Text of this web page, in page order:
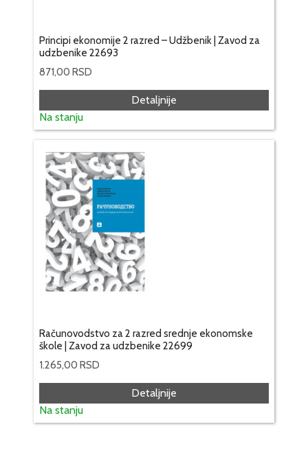
Principi ekonomije 2 razred – Udžbenik | Zavod za
udzbenike 22693
871,00 RSD
Detaljnije
Na stanju
Računovodstvo za 2 razred srednje ekonomske
škole | Zavod za udzbenike 22699
1.265,00 RSD
Detaljnije
Na stanju